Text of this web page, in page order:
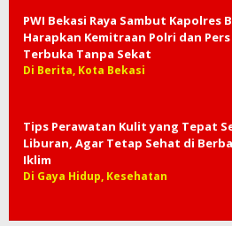
PWI Bekasi Raya Sambut Kapolres
Harapkan Kemitraan Polri dan Pers
Terbuka Tanpa Sekat
Di Berita, Kota Bekasi
Tips Perawatan Kulit yang Tepat
Liburan, Agar Tetap Sehat di
Iklim
Di Gaya Hidup, Kesehatan